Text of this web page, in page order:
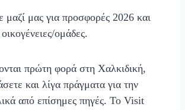
μαζί μας για προσφορές 2026 και
ομάδες.
πρώτη φορά στη Χαλκιδική,
και λίγα πράγματα για την
από επίσημες πηγές. Το Visit